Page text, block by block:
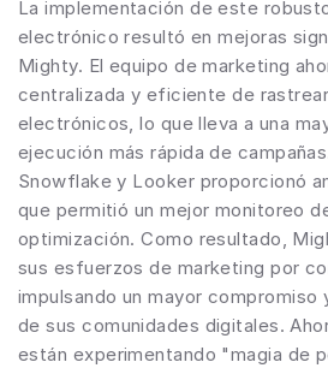
La implementación de este
electrónico resultó en mejoras
Mighty. El equipo de marketing
centralizada y eficiente de
electrónicos, lo que lleva a una
ejecución más rápida de
Snowflake y Looker proporcionó
que permitió un mejor monitoreo
optimización. Como resultado,
sus esfuerzos de marketing por
impulsando un mayor
de sus comunidades digitales.
están experimentando "magia de